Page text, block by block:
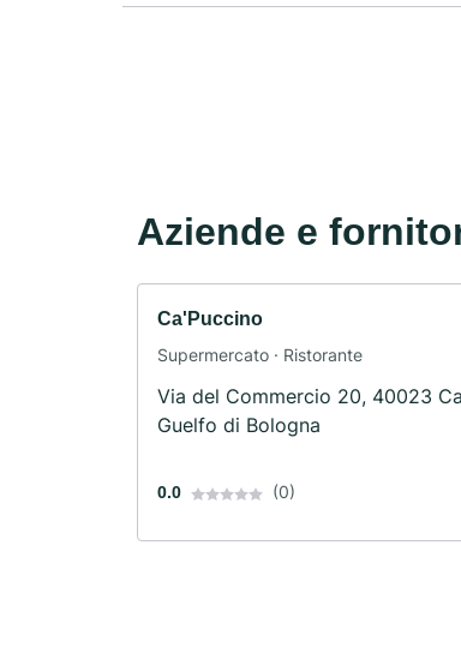
Aziende e
Ca'Puccino
Supermercato · Ristorante
Via del Commercio 20, 40023
Guelfo di Bologna
0.0 (0)